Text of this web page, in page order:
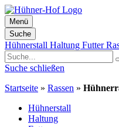
Menü
Suche
Zum
Inhalt
springen
Hühnerstall Haltung Futter
Suche schließen
Startseite » Rassen »
Hühnerstall
Haltung